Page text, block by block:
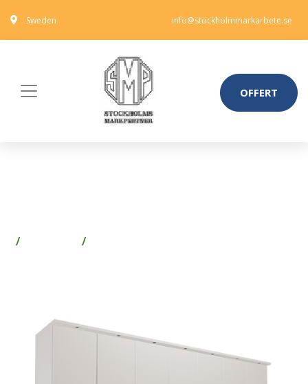
Sweden info@stockholmmarkarbete.se
OFFERT